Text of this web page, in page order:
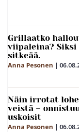
Grillaatko
viipaleina?
sitkeää.
Anna Pesonen |
Näin irrotat
veistä –
uskoisit
Anna Pesonen |